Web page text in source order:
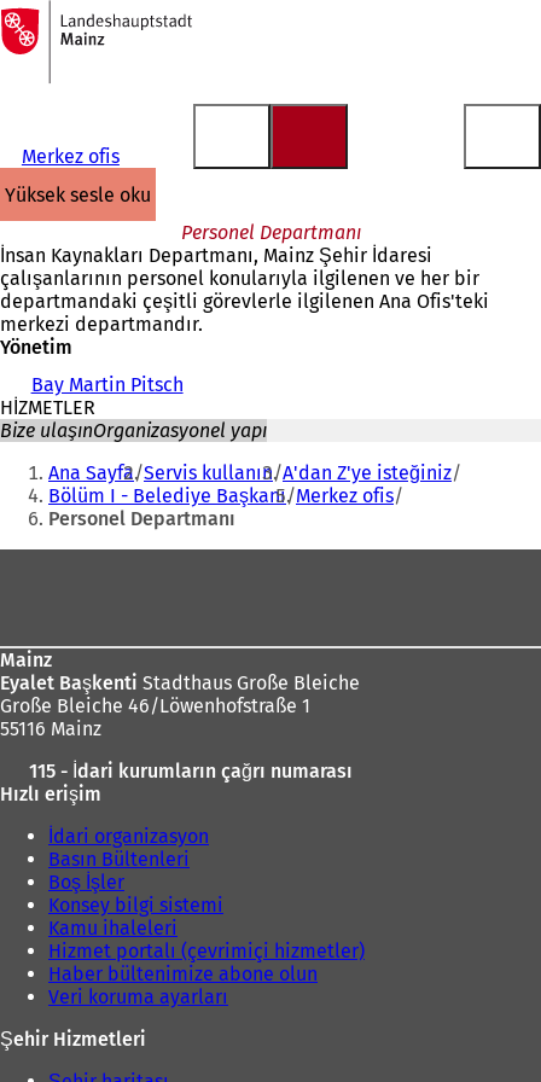
İçeriğe atla
Ana
sayfaya
Merkez ofis
yüksek sesle oku
Personel Departmanı
İnsan Kaynakları Departmanı, Mainz Şehir İdaresi
çalışanlarının personel konularıyla ilgilenen ve her bir
departmandaki çeşitli görevlerle ilgilenen Ana Ofis'teki
merkezi departmandır.
Yönetim
Bay Martin Pitsch
HİZMETLER
Bize ulaşınOrganizasyonel yapı
Buradasınız:
Ana Sayfa Servis kullanın A'dan Z'ye isteğiniz
Bölüm I - Belediye Başkanı Merkez ofis
Personel Departmanı
Mainz
Eyalet Başkenti Stadthaus Große Bleiche
Große Bleiche 46/Löwenhofstraße 1
55116 Mainz
115 - İdari kurumların çağrı numarası
Hızlı erişim
İdari organizasyon
Basın Bültenleri
Boş İşler
Konsey bilgi sistemi
Kamu ihaleleri
Hizmet portalı (çevrimiçi hizmetler)
Haber bültenimize abone olun
Veri koruma ayarları
Şehir Hizmetleri